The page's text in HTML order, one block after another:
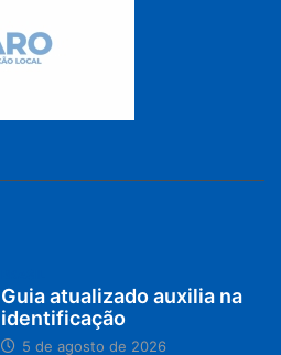
Guia atualizado auxilia na
identificação
5 de agosto de 2026